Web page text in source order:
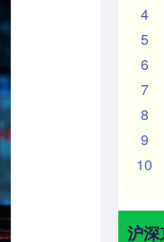
4
5
6
7
8
9
10
沪